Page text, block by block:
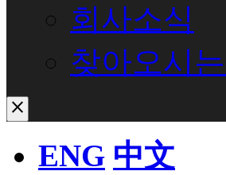
회사소식
찾아오시
close
ENG 中文